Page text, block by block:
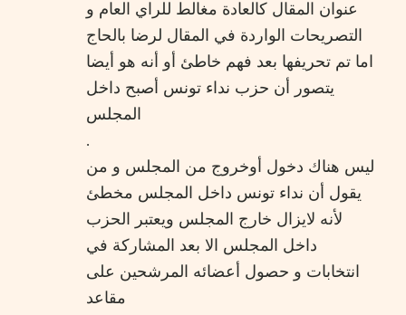
عنوان المقال كالعادة مغالط للراي العام و
التصريحات الواردة في المقال لرضا بالحاج
اما تم تحريفها بعد فهم خاطئ أو أنه هو أيضا
يتصور أن حزب نداء تونس أصبح داخل
المجلس
.
ليس هناك دخول أوخروج من المجلس و من
يقول أن نداء تونس داخل المجلس مخطئ
لأنه لايزال خارج المجلس ويعتبر الحزب
داخل المجلس الا بعد المشاركة في
انتخابات و حصول أعضائه المرشحين على
مقاعد